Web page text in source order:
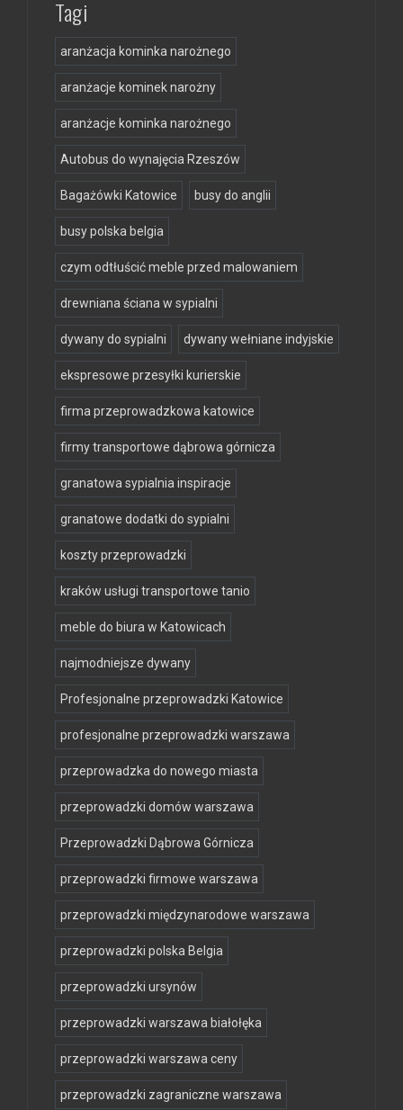
Tagi
aranżacja kominka narożnego
aranżacje kominek narożny
aranżacje kominka narożnego
Autobus do wynajęcia Rzeszów
Bagażówki Katowice busy do anglii
busy polska belgia
czym odtłuścić meble przed malowaniem
drewniana ściana w sypialni
dywany do sypialni dywany wełniane indyjskie
ekspresowe przesyłki kurierskie
firma przeprowadzkowa katowice
firmy transportowe dąbrowa górnicza
granatowa sypialnia inspiracje
granatowe dodatki do sypialni
koszty przeprowadzki
kraków usługi transportowe tanio
meble do biura w Katowicach
najmodniejsze dywany
Profesjonalne przeprowadzki Katowice
profesjonalne przeprowadzki warszawa
przeprowadzka do nowego miasta
przeprowadzki domów warszawa
Przeprowadzki Dąbrowa Górnicza
przeprowadzki firmowe warszawa
przeprowadzki międzynarodowe warszawa
przeprowadzki polska Belgia
przeprowadzki ursynów
przeprowadzki warszawa białołęka
przeprowadzki warszawa ceny
przeprowadzki zagraniczne warszawa